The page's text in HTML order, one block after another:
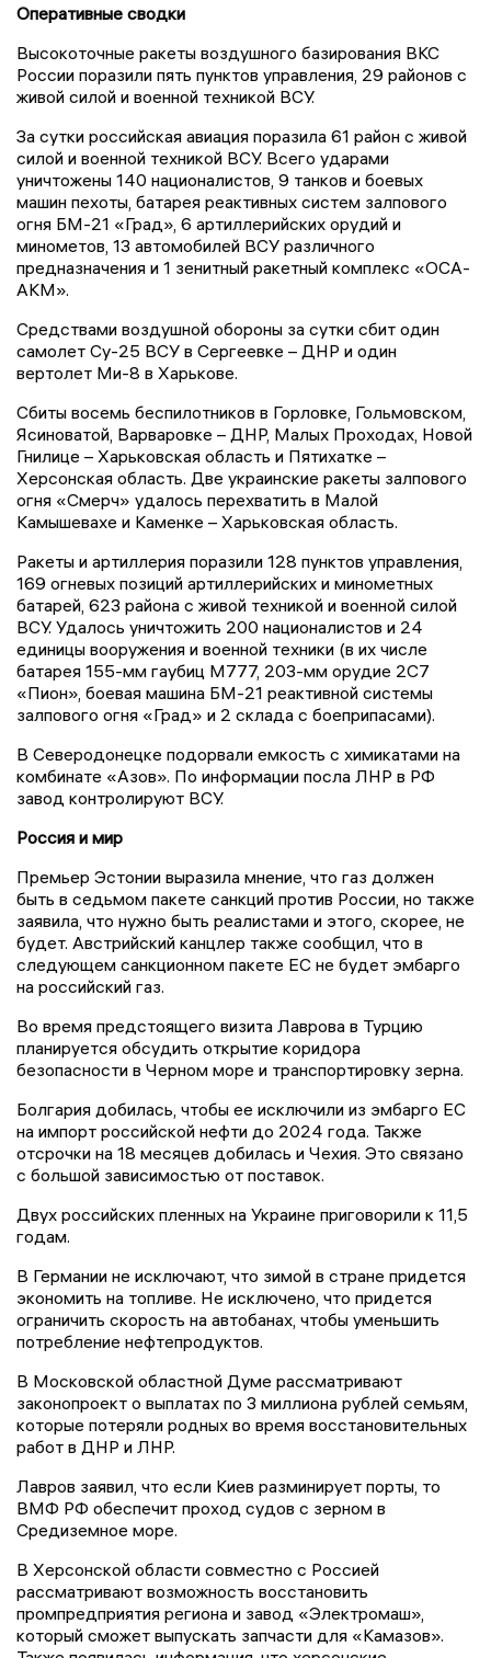
Оперативные сводки
Высокоточные ракеты воздушного базирования ВКС
России поразили пять пунктов управления, 29 районов с
живой силой и военной техникой ВСУ.
За сутки российская авиация поразила 61 район с живой
силой и военной техникой ВСУ. Всего ударами
уничтожены 140 националистов, 9 танков и боевых
машин пехоты, батарея реактивных систем залпового
огня БМ-21 «Град», 6 артиллерийских орудий и
минометов, 13 автомобилей ВСУ различного
предназначения и 1 зенитный ракетный комплекс «ОСА-
АКМ».
Средствами воздушной обороны за сутки сбит один
самолет Су-25 ВСУ в Сергеевке – ДНР и один
вертолет Ми-8 в Харькове.
Сбиты восемь беспилотников в Горловке, Гольмовском,
Ясиноватой, Варваровке – ДНР, Малых Проходах, Новой
Гнилице – Харьковская область и Пятихатке –
Херсонская область. Две украинские ракеты залпового
огня «Смерч» удалось перехватить в Малой
Камышевахе и Каменке – Харьковская область.
Ракеты и артиллерия поразили 128 пунктов управления,
169 огневых позиций артиллерийских и минометных
батарей, 623 района с живой техникой и военной силой
ВСУ. Удалось уничтожить 200 националистов и 24
единицы вооружения и военной техники (в их числе
батарея 155-мм гаубиц М777, 203-мм орудие 2С7
«Пион», боевая машина БМ-21 реактивной системы
залпового огня «Град» и 2 склада с боеприпасами).
В Северодонецке подорвали емкость с химикатами на
комбинате «Азов». По информации посла ЛНР в РФ
завод контролируют ВСУ.
Россия и мир
Премьер Эстонии выразила мнение, что газ должен
быть в седьмом пакете санкций против России, но также
заявила, что нужно быть реалистами и этого, скорее, не
будет. Австрийский канцлер также сообщил, что в
следующем санкционном пакете ЕС не будет эмбарго
на российский газ.
Во время предстоящего визита Лаврова в Турцию
планируется обсудить открытие коридора
безопасности в Черном море и транспортировку зерна.
Болгария добилась, чтобы ее исключили из эмбарго ЕС
на импорт российской нефти до 2024 года. Также
отсрочки на 18 месяцев добилась и Чехия. Это связано
с большой зависимостью от поставок.
Двух российских пленных на Украине приговорили к 11,5
годам.
В Германии не исключают, что зимой в стране придется
экономить на топливе. Не исключено, что придется
ограничить скорость на автобанах, чтобы уменьшить
потребление нефтепродуктов.
В Московской областной Думе рассматривают
законопроект о выплатах по 3 миллиона рублей семьям,
которые потеряли родных во время восстановительных
работ в ДНР и ЛНР.
Лавров заявил, что если Киев разминирует порты, то
ВМФ РФ обеспечит проход судов с зерном в
Средиземное море.
В Херсонской области совместно с Россией
рассматривают возможность восстановить
промпредприятия региона и завод «Электромаш»,
который сможет выпускать запчасти для «Камазов».